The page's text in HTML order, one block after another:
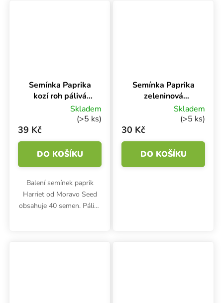
Semínka Paprika
kozí roh pálivá
HARRIET, 40 s
Skladem
(>5 ks)
39 Kč
DO KOŠÍKU
Balení semínek paprik
Harriet od Moravo Seed
obsahuje 40 semen. Pálivé
Semínka Paprika
zeleninová
ARTIST, typ
beraní roh,
sladká, 50 s
Skladem
(>5 ks)
30 Kč
DO KOŠÍKU